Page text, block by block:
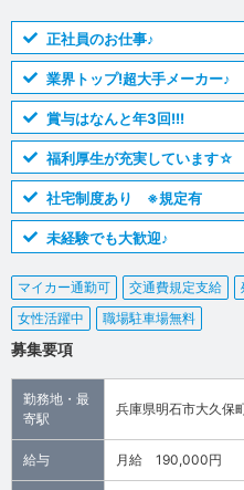
正社員のお仕事♪
業界トップ!超大手メーカー♪
賞与はなんと年3回!!!
福利厚生が充実しています☆
社宅制度あり ※規定有
未経験でも大歓迎♪
マイカー通勤可 交通費規定支給
女性活躍中
職場駐車場無料
募集要項
勤務地・最
寄駅
兵庫県明石市大久
給与 月給 190,000円